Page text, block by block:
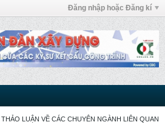
Đăng nhập hoặc Đăng kí
LUẬN VỀ CÁC CHUYÊN NGÀNH LIÊN QUAN